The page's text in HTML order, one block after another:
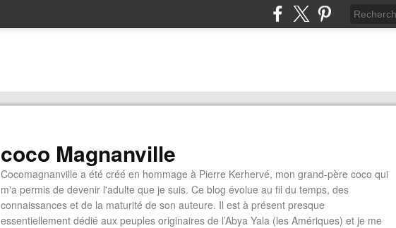
coco Magnanville
Cocomagnanville a été créé en hommage à Pierre Kerhervé, mon grand-père coco qui
m'a permis de devenir l'adulte que je suis. Ce blog évolue au fil du temps, des
connaissances et de la maturité de son auteure. Il est à présent presque
essentiellement dédié aux peuples originaires de l’Abya Yala (les Amériques) et je me